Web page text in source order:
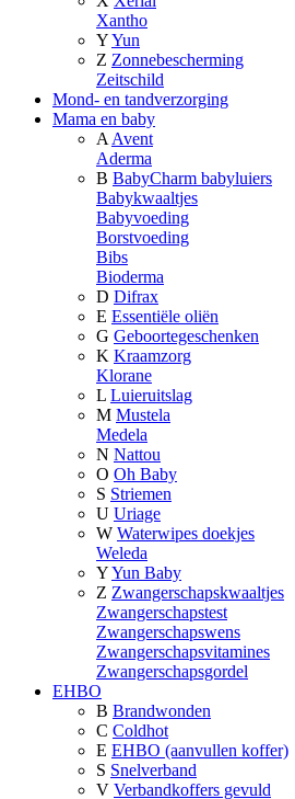
Xantho
YYun
Z Zonnebescherming
Zeitschild
Mond- en tandverzorging
Mama en baby
A Avent
Aderma
B BabyCharm babyluiers
Babykwaaltjes
Babyvoeding
Borstvoeding
Bibs
Bioderma
D Difrax
E Essentiële oliën
G Geboortegeschenken
K Kraamzorg
Klorane
L Luieruitslag
M Mustela
Medela
N Nattou
O Oh Baby
S Striemen
U Uriage
W Waterwipes doekjes
Weleda
YYun Baby
Z Zwangerschapskwaaltjes
Zwangerschapstest
Zwangerschapswens
Zwangerschapsvitamines
Zwangerschapsgordel
EHBO
B Brandwonden
C Coldhot
E EHBO (aanvullen koffer)
S Snelverband
V Verbandkoffers gevuld